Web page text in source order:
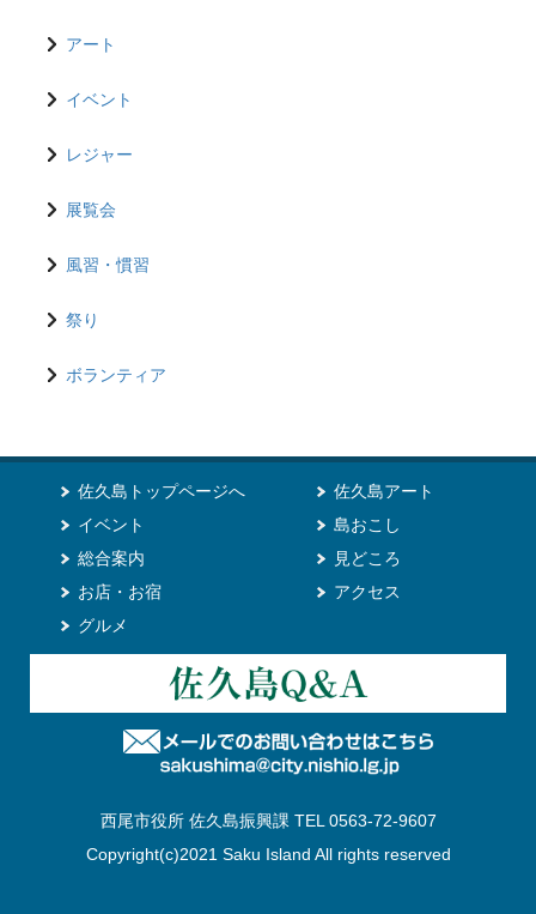
アート
イベント
レジャー
展覧会
風習・慣習
祭り
ボランティア
佐久島トップページへ
イベント
総合案内
お店・お宿
グルメ
佐久島アート
島おこし
見どころ
アクセス
西尾市役所 佐久島振興課 TEL 0563-72-9607
Copyright(c)2021 Saku Island All rights reserved